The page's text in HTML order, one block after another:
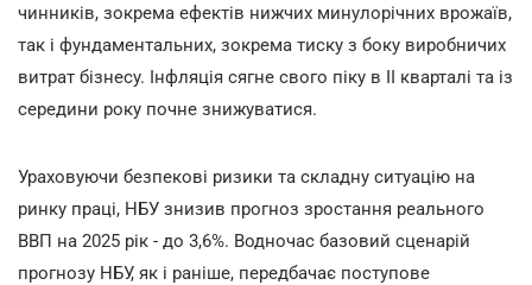
чинників, зокрема ефектів нижчих минулорічних врожаїв,
так і фундаментальних, зокрема тиску з боку виробничих
витрат бізнесу. Інфляція сягне свого піку в II кварталі та із
середини року почне знижуватися.
Ураховуючи безпекові ризики та складну ситуацію на
ринку праці, НБУ знизив прогноз зростання реального
ВВП на 2025 рік - до 3,6%. Водночас базовий сценарій
прогнозу НБУ, як і раніше, передбачає поступове